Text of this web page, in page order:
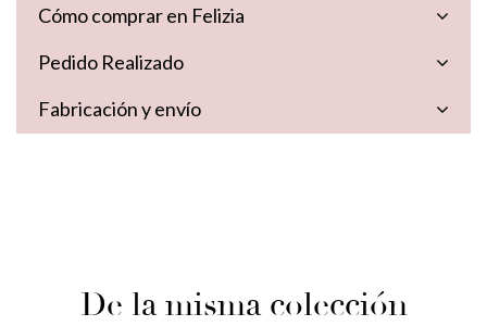
Cómo comprar en Felizia
Pedido Realizado
Fabricación y envío
De la misma colección